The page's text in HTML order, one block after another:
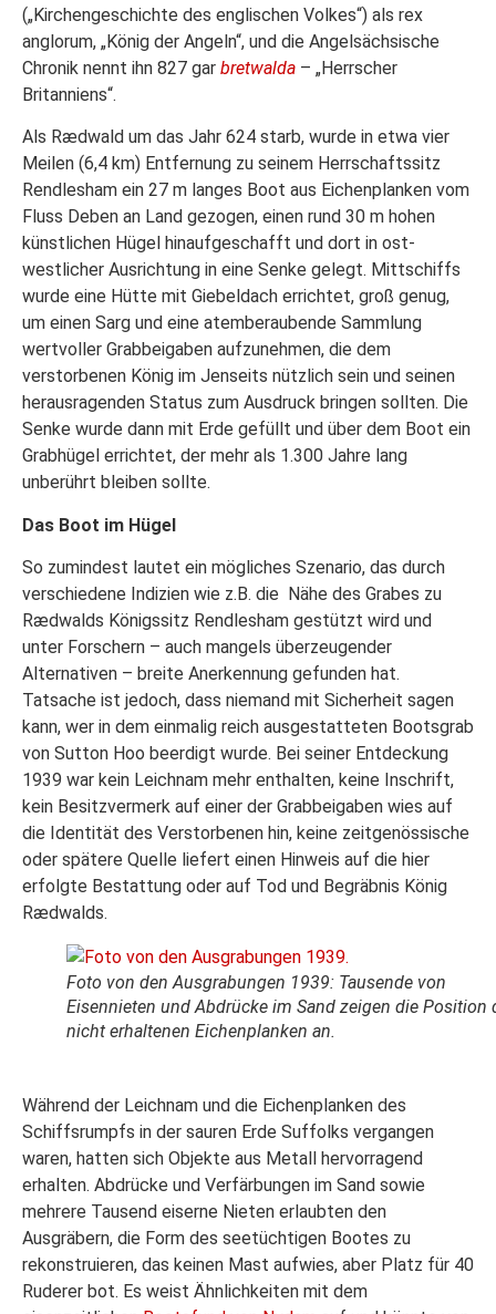
(„Kirchengeschichte des englischen Volkes“) als rex
anglorum, „König der Angeln“, und die Angelsächsische
Chronik nennt ihn 827 gar bretwalda – „Herrscher
Britanniens“.
Als Rædwald um das Jahr 624 starb, wurde in etwa vier
Meilen (6,4 km) Entfernung zu seinem Herrschaftssitz
Rendlesham ein 27 m langes Boot aus Eichenplanken vom
Fluss Deben an Land gezogen, einen rund 30 m hohen
künstlichen Hügel hinaufgeschafft und dort in ost-
westlicher Ausrichtung in eine Senke gelegt. Mittschiffs
wurde eine Hütte mit Giebeldach errichtet, groß genug,
um einen Sarg und eine atemberaubende Sammlung
wertvoller Grabbeigaben aufzunehmen, die dem
verstorbenen König im Jenseits nützlich sein und seinen
herausragenden Status zum Ausdruck bringen sollten. Die
Senke wurde dann mit Erde gefüllt und über dem Boot ein
Grabhügel errichtet, der mehr als 1.300 Jahre lang
unberührt bleiben sollte.
Das Boot im Hügel
So zumindest lautet ein mögliches Szenario, das durch
verschiedene Indizien wie z.B. die Nähe des Grabes zu
Rædwalds Königssitz Rendlesham gestützt wird und
unter Forschern – auch mangels überzeugender
Alternativen – breite Anerkennung gefunden hat.
Tatsache ist jedoch, dass niemand mit Sicherheit sagen
kann, wer in dem einmalig reich ausgestatteten Bootsgrab
von Sutton Hoo beerdigt wurde. Bei seiner Entdeckung
1939 war kein Leichnam mehr enthalten, keine Inschrift,
kein Besitzvermerk auf einer der Grabbeigaben wies auf
die Identität des Verstorbenen hin, keine zeitgenössische
oder spätere Quelle liefert einen Hinweis auf die hier
erfolgte Bestattung oder auf Tod und Begräbnis König
Rædwalds.
Foto von den Ausgrabungen 1939: Tausende von
Eisennieten und Abdrücke im Sand zeigen die Position
nicht erhaltenen Eichenplanken an.
Während der Leichnam und die Eichenplanken des
Schiffsrumpfs in der sauren Erde Suffolks vergangen
waren, hatten sich Objekte aus Metall hervorragend
erhalten. Abdrücke und Verfärbungen im Sand sowie
mehrere Tausend eiserne Nieten erlaubten den
Ausgräbern, die Form des seetüchtigen Bootes zu
rekonstruieren, das keinen Mast aufwies, aber Platz für 40
Ruderer bot. Es weist Ähnlichkeiten mit dem